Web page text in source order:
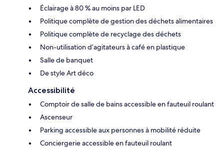
Éclairage à 80 % au moins par LED
Politique complète de gestion des déchets alimentaires
Politique complète de recyclage des déchets
Non-utilisation d’agitateurs à café en plastique
Salle de banquet
De style Art déco
Accessibilité
Comptoir de salle de bains accessible en fauteuil roulant
Ascenseur
Parking accessible aux personnes à mobilité réduite
Conciergerie accessible en fauteuil roulant